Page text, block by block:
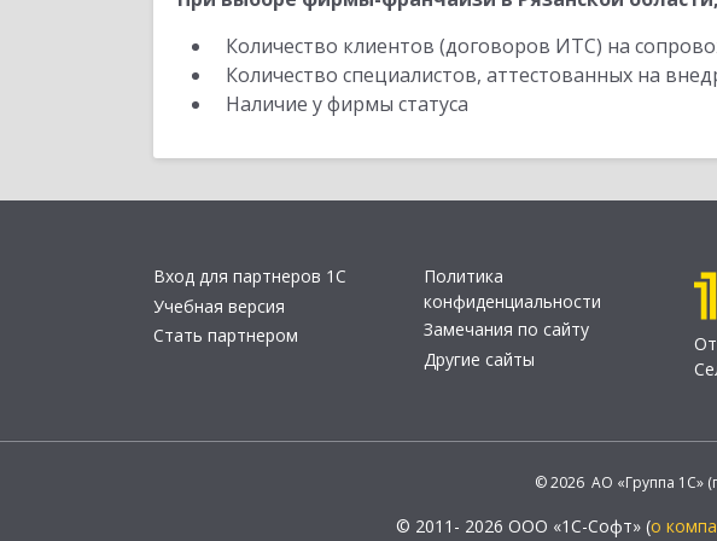
Количество клиентов (договоров ИТС) на
Количество специалистов, аттестованных на
Наличие у фирмы статуса
Вход для партнеров 1С
Учебная версия
Стать партнером
Политика
конфиденциальности
Замечания по сайту
Другие сайты
© 2026 АО «Группа 1С»
© 2011- 2026 ООО «1С-Софт» (о